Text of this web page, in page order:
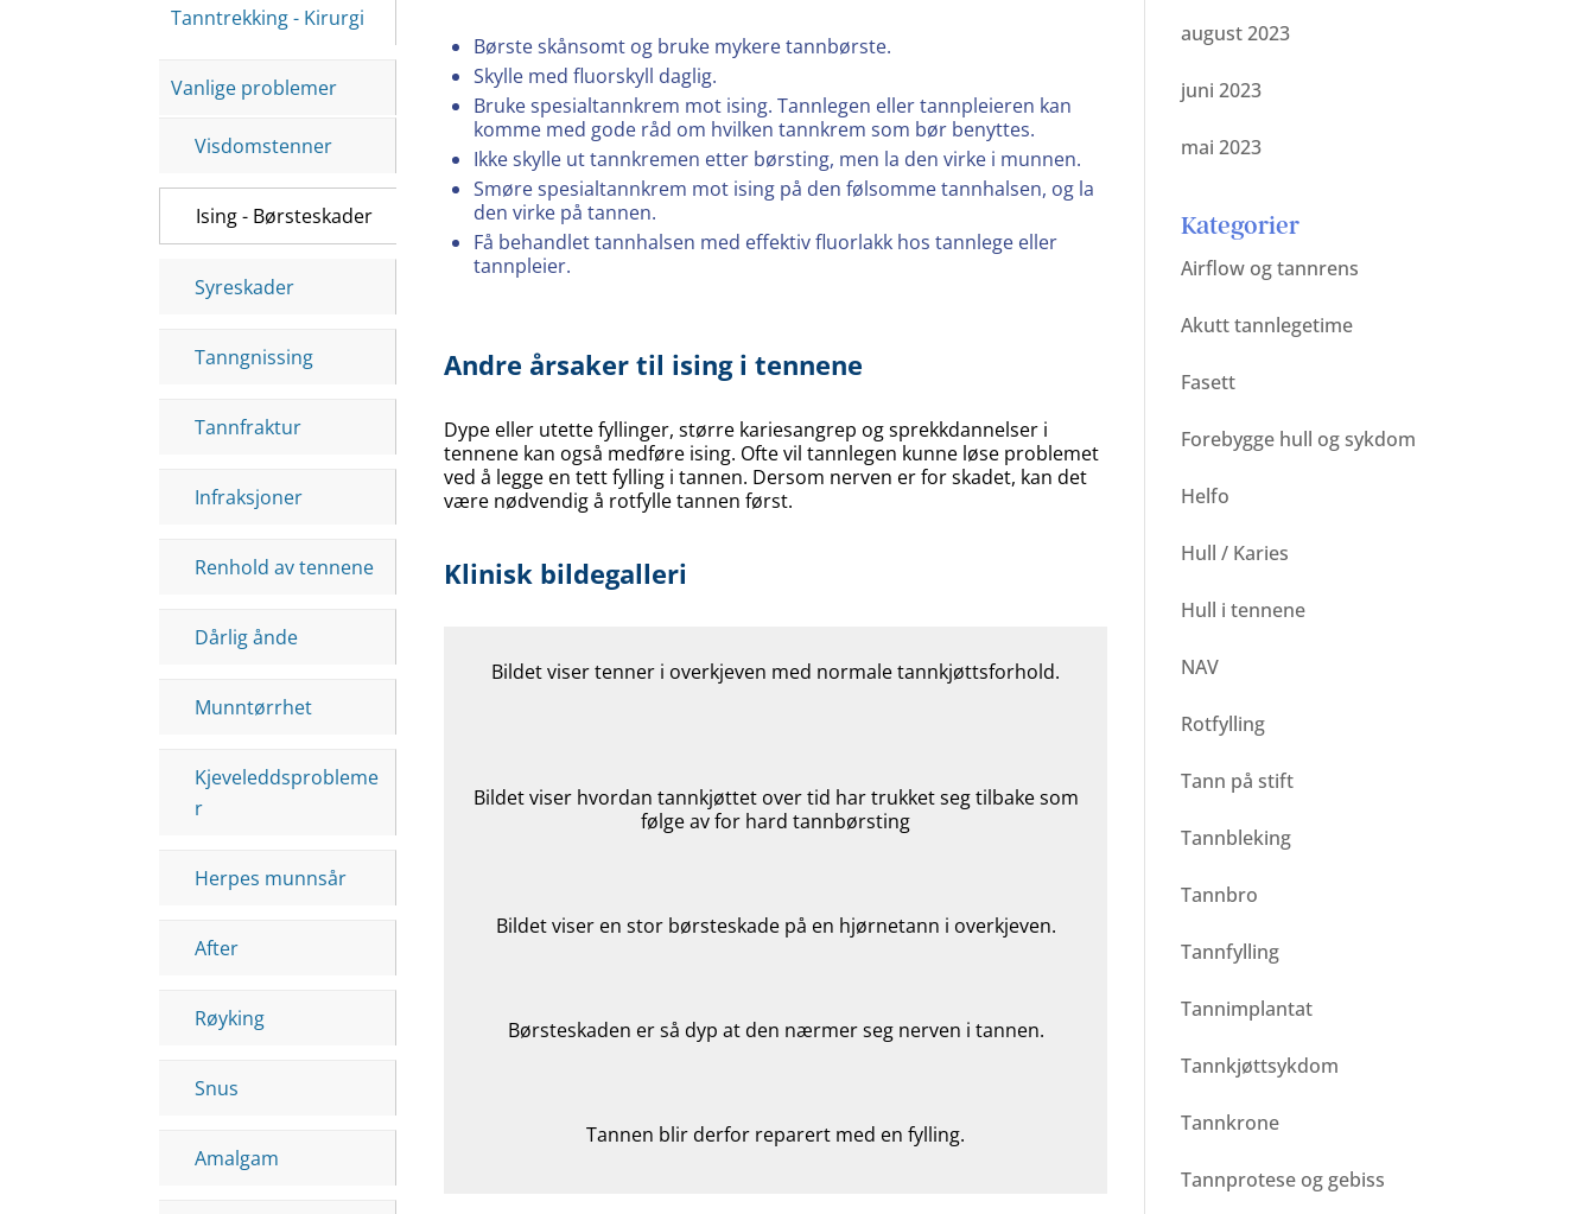
Tanntrekking - Kirurgi
Vanlige problemer
Visdomstenner
Ising - Børsteskader
Syreskader
Tanngnissing
Tannfraktur
Infraksjoner
Renhold av tennene
Dårlig ånde
Munntørrhet
Kjeveleddsprobleme
r
Herpes munnsår
After
Røyking
Snus
Amalgam
Børste skånsomt og bruke mykere tannbørste.
Skylle med fluorskyll daglig.
Bruke spesialtannkrem mot ising. Tannlegen eller tannpleieren kan
komme med gode råd om hvilken tannkrem som bør benyttes.
Ikke skylle ut tannkremen etter børsting, men la den virke i munnen.
Smøre spesialtannkrem mot ising på den følsomme tannhalsen, og la
den virke på tannen.
Få behandlet tannhalsen med effektiv fluorlakk hos tannlege eller
tannpleier.
Andre årsaker til ising i tennene
Dype eller utette fyllinger, større kariesangrep og sprekkdannelser i
tennene kan også medføre ising. Ofte vil tannlegen kunne løse problemet
ved å legge en tett fylling i tannen. Dersom nerven er for skadet, kan det
være nødvendig å rotfylle tannen først.
Klinisk bildegalleri
Bildet viser tenner i overkjeven med normale tannkjøttsforhold.
Bildet viser hvordan tannkjøttet over tid har trukket seg tilbake som
følge av for hard tannbørsting
Bildet viser en stor børsteskade på en hjørnetann i overkjeven.
Børsteskaden er så dyp at den nærmer seg nerven i tannen.
Tannen blir derfor reparert med en fylling.
august 2023
juni 2023
mai 2023
Kategorier
Airflow og tannrens
Akutt tannlegetime
Fasett
Forebygge hull og sykdom
Helfo
Hull / Karies
Hull i tennene
NAV
Rotfylling
Tann på stift
Tannbleking
Tannbro
Tannfylling
Tannimplantat
Tannkjøttsykdom
Tannkrone
Tannprotese og gebiss